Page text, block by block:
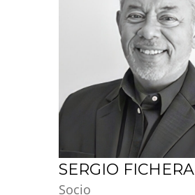
SERGIO FICHERA
Socio